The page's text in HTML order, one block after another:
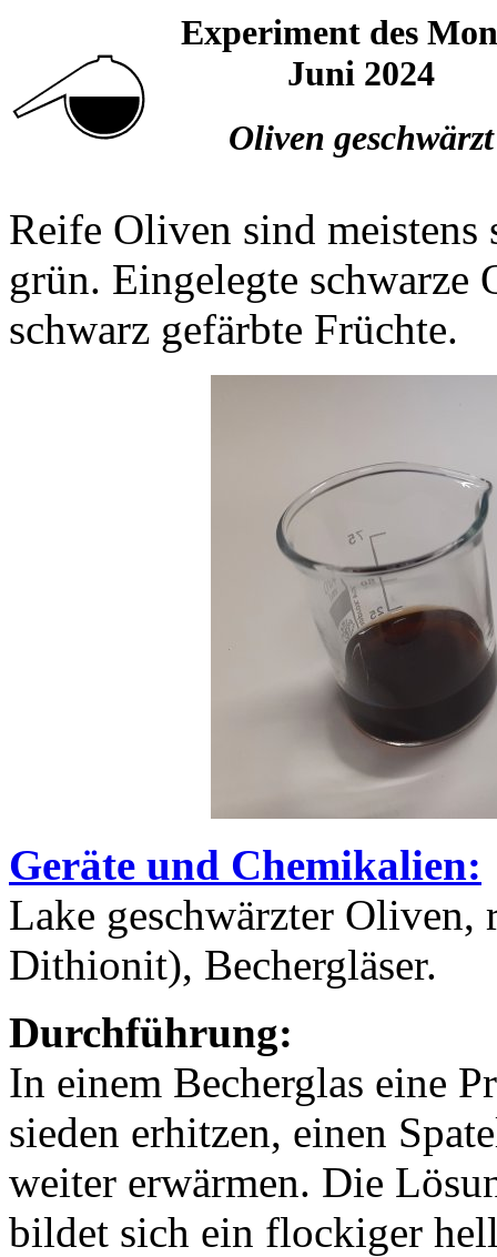
Experiment des
Juni 2024
Oliven geschwärzt
Reife Oliven sind
grün. Eingelegte schwarze
schwarz gefärbte Früchte.
Geräte und Chemikalien:
Lake geschwärzter Oliven,
Dithionit), Bechergläser.
Durchführung:
In einem Becherglas eine
sieden erhitzen, einen
weiter erwärmen. Die
bildet sich ein flockiger